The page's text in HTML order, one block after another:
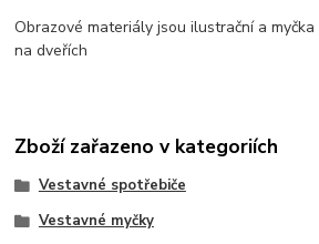
Obrazové materiály jsou ilustrační a
na dveřích
Zboží zařazeno v kategoriích
Vestavné spotřebiče
Vestavné myčky